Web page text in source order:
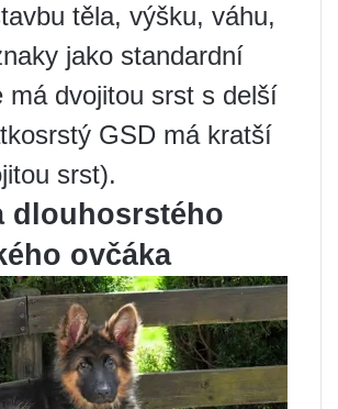
těla, výšku, váhu,
jako standardní
má dvojitou srst s delší
GSD má kratší
srst).
dlouhosrstého
ovčáka